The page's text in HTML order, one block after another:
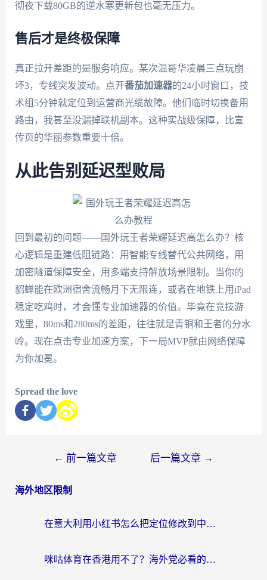
彻夜下载80GB的逆水寒更新包也毫无压力。
售后才是终极保障
真正拉开差距的是服务响应。某次温哥华凌晨三点玩崩
坏3，专线突发波动。点开番茄加速器的24小时窗口，技
术组5分钟就定位到运营商光缆故障。他们临时切换备用
路由，我甚至没漏掉联机副本。这种实战级保障，比宣
传页的华丽参数重要十倍。
从此告别延迟型败局
回到最初的问题——国外玩王者荣耀延迟高怎么办？核
心逻辑是重建低阻链路：用智能专线替代公共网络，用
加密隧道保障安全，用多端支持解放场景限制。当你的
貂蝉能在欧洲宿舍流畅月下无限连，或者在地铁上用iPad
稳定吃鸡时，才会懂专业加速器的价值。毕竟在竞技游
戏里，80ms和280ms的差距，往往就是青铜和王者的分水
岭。现在点击专业加速方案，下一局MVP就由网络保障
为你加冕。
Spread the love
← 前一篇文章 后一篇文章 →
海外地区限制
在意大利用小红书怎么把定位修改到中国国内？3个实用技巧+1个靠谱工具帮你搞定
咪咕体育在香港用不了？海外党必看的回国加速器选择指南（附3个真实场景解决方案）